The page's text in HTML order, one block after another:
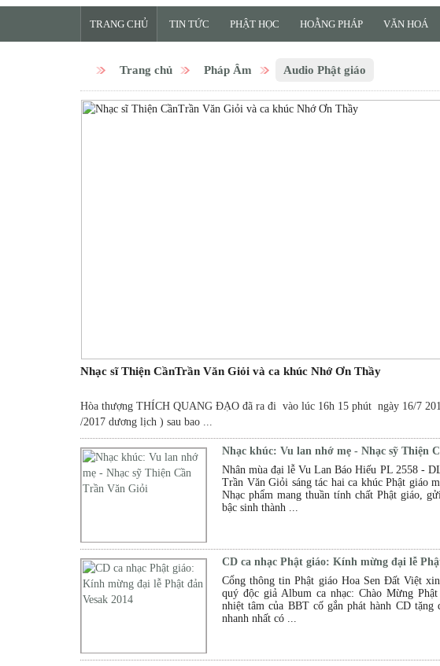
TRANG CHỦ TIN TỨC PHẬT HỌC HOẰNG PHÁP VĂN HOÁ
Trang chủ Pháp Âm Audio Phật giáo
Nhạc sĩ Thiện CầnTrần Văn Giỏi và ca khúc Nhớ Ơn Thầy
Hòa thượng THÍCH QUANG ĐẠO đã ra đi vào lúc 16h 15 phút ngày 16/7
/2017 dương lịch ) sau bao ...
Nhạc khúc: Vu lan nhớ mẹ - Nhạc sỹ Thiện
Nhân mùa đại lễ Vu Lan Báo Hiếu PL 2558 -
Trần Văn Giỏi sáng tác hai ca khúc Phật giáo
Nhạc phẩm mang thuần tính chất Phật giáo,
bậc sinh thành ...
CD ca nhạc Phật giáo: Kính mừng đại lễ
Cổng thông tin Phật giáo Hoa Sen Đất Việt
quý độc giả Album ca nhạc: Chào Mừng
nhiệt tâm của BBT cố gắn phát hành CD tặng
nhanh nhất có ...